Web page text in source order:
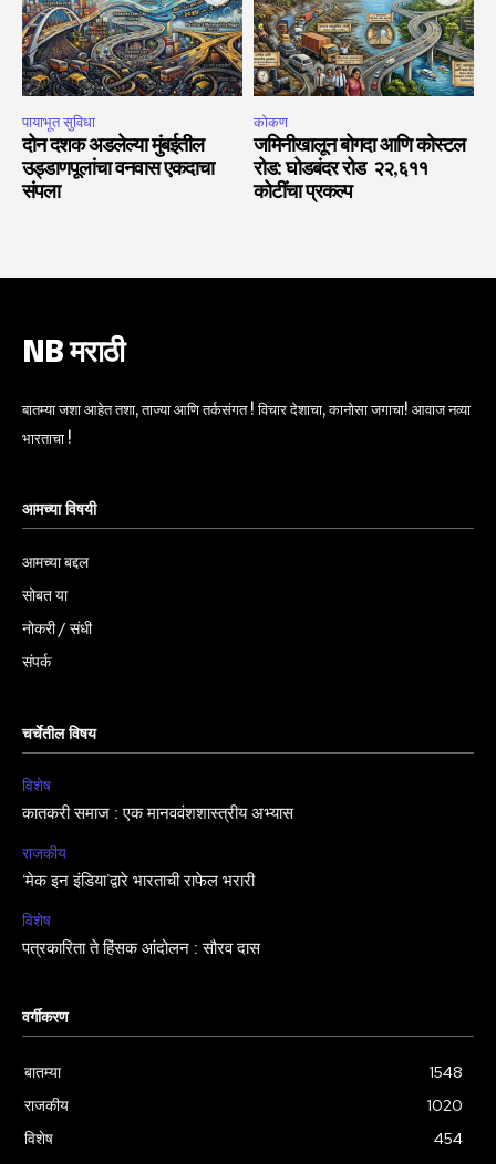
पायाभूत सुविधा
दोन दशक अडलेल्या मुंबईतील
उड्डाणपूलांचा वनवास एकदाचा
संपला
कोकण
जमिनीखालून बोगदा आणि कोस्टल
रोड: घोडबंदर रोड ₹२२,६११
कोटींचा प्रकल्प
NB मराठी
बातम्या जशा आहेत तशा, ताज्या आणि तर्कसंगत ! विचार देशाचा, कानोसा जगाचा! आवाज नव्या
भारताचा !
आमच्या विषयी
आमच्या बद्दल
सोबत या
नोकरी / संधी
संपर्क
चर्चेतील विषय
विशेष
कातकरी समाज : एक मानववंशशास्त्रीय अभ्यास
राजकीय
‘मेक इन इंडिया’द्वारे भारताची राफेल भरारी
विशेष
पत्रकारिता ते हिंसक आंदोलन : सौरव दास
वर्गीकरण
बातम्या
1548
राजकीय
1020
विशेष
454